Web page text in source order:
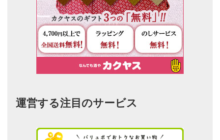
運営する注目のサービス